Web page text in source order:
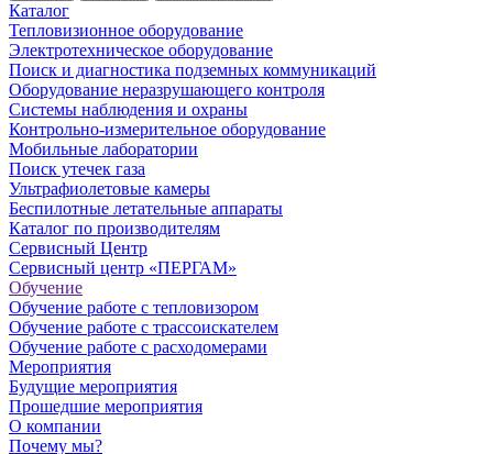
Каталог
Тепловизионное оборудование
Электротехническое оборудование
Поиск и диагностика подземных коммуникаций
Оборудование неразрушающего контроля
Системы наблюдения и охраны
Контрольно-измерительное оборудование
Мобильные лаборатории
Поиск утечек газа
Ультрафиолетовые камеры
Беспилотные летательные аппараты
Каталог по производителям
Сервисный Центр
Сервисный центр «ПЕРГАМ»
Обучение
Обучение работе с тепловизором
Обучение работе с трассоискателем
Обучение работе с расходомерами
Мероприятия
Будущие мероприятия
Прошедшие мероприятия
О компании
Почему мы?